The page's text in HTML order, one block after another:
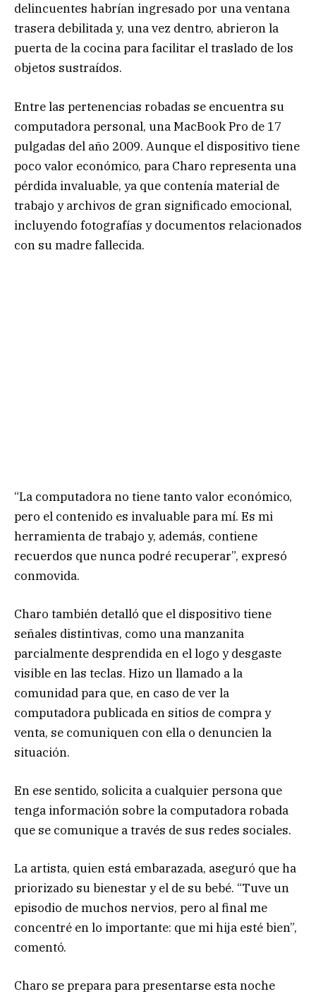
delincuentes habrían ingresado por una ventana
trasera debilitada y, una vez dentro, abrieron la
puerta de la cocina para facilitar el traslado de los
objetos sustraídos.
Entre las pertenencias robadas se encuentra su
computadora personal, una MacBook Pro de 17
pulgadas del año 2009. Aunque el dispositivo tiene
poco valor económico, para Charo representa una
pérdida invaluable, ya que contenía material de
trabajo y archivos de gran significado emocional,
incluyendo fotografías y documentos relacionados
con su madre fallecida.
“La computadora no tiene tanto valor económico,
pero el contenido es invaluable para mí. Es mi
herramienta de trabajo y, además, contiene
recuerdos que nunca podré recuperar”, expresó
conmovida.
Charo también detalló que el dispositivo tiene
señales distintivas, como una manzanita
parcialmente desprendida en el logo y desgaste
visible en las teclas. Hizo un llamado a la
comunidad para que, en caso de ver la
computadora publicada en sitios de compra y
venta, se comuniquen con ella o denuncien la
situación.
En ese sentido, solicita a cualquier persona que
tenga información sobre la computadora robada
que se comunique a través de sus redes sociales.
La artista, quien está embarazada, aseguró que ha
priorizado su bienestar y el de su bebé. “Tuve un
episodio de muchos nervios, pero al final me
concentré en lo importante: que mi hija esté bien”,
comentó.
Charo se prepara para presentarse esta noche